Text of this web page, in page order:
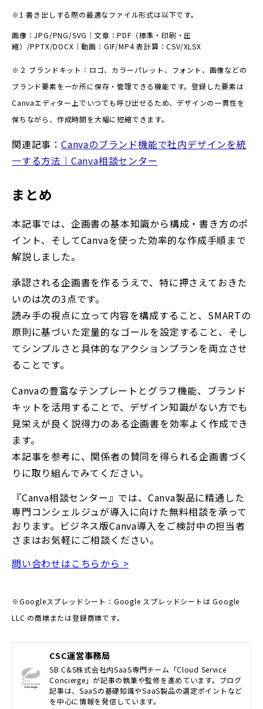
※1 書き出しする際の最適なファイル形式は以下です。
画像：JPG/PNG/SVG｜文章：PDF（標準・印刷・圧
縮）/PPTX/DOCX｜動画：GIF/MP4 表計算：CSV/XLSX
※２ ブランドキット：ロゴ、カラーパレット、フォント、画像などの
ブランド要素を一か所に保存・管理できる機能です。登録した要素は
Canvaエディター上でいつでも呼び出せるため、デザインの一貫性を
保ちながら、作成時間を大幅に短縮できます。
関連記事： Canvaのブランド機能で社内デザインを統
一する方法｜Canva相談センター
まとめ
本記事では、企画書の基本知識から構成・書き方のポ
イント、そしてCanvaを使った効率的な作成手順まで
解説しました。
承認される企画書を作るうえで、特に押さえておきた
いのは次の3点です。
読み手の視点に立って内容を構成すること、SMARTの
原則に基づいた定量的なゴールを設定すること、そし
てシンプルさと具体的なアクションプランを両立させ
ることです。
Canvaの豊富なテンプレートとグラフ機能、ブランド
キットを活用することで、デザイン知識がない方でも
見栄えが良く説得力のある企画書を効率よく作成でき
ます。
本記事を参考に、関係者の賛同を得られる企画書づく
りに取り組んでみてください。
『Canva相談センター』では、Canva製品に精通した
専門コンシェルジュが導入に向けた無料相談を承って
おります。ビジネス版Canva導入をご検討中の担当者
さまはお気軽にご相談ください。
問い合わせはこちらから >
※Googleスプレッドシート：Google スプレッドシートは Google
LLC の商標または登録商標です。
CSC運営事務局
SB C&S株式会社内SaaS専門チーム「Cloud Service
Concierge」が記事の執筆や監修を進めています。ブログ
記事は、SaaSの基礎知識やSaaS製品の選定ポイントなど
を中心に情報を発信しています。